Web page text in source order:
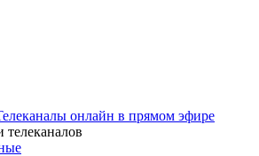
онлайн в прямом эфире
телеканалов